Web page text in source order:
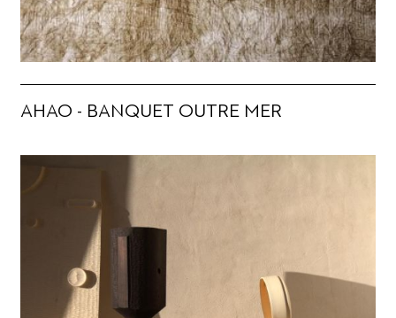
AHAO - BANQUET OUTRE MER